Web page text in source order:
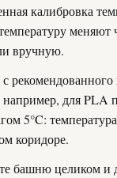
калибровка
меняют
вручную.
например, для PLA
5°C:
коридоре.
башню целиком и